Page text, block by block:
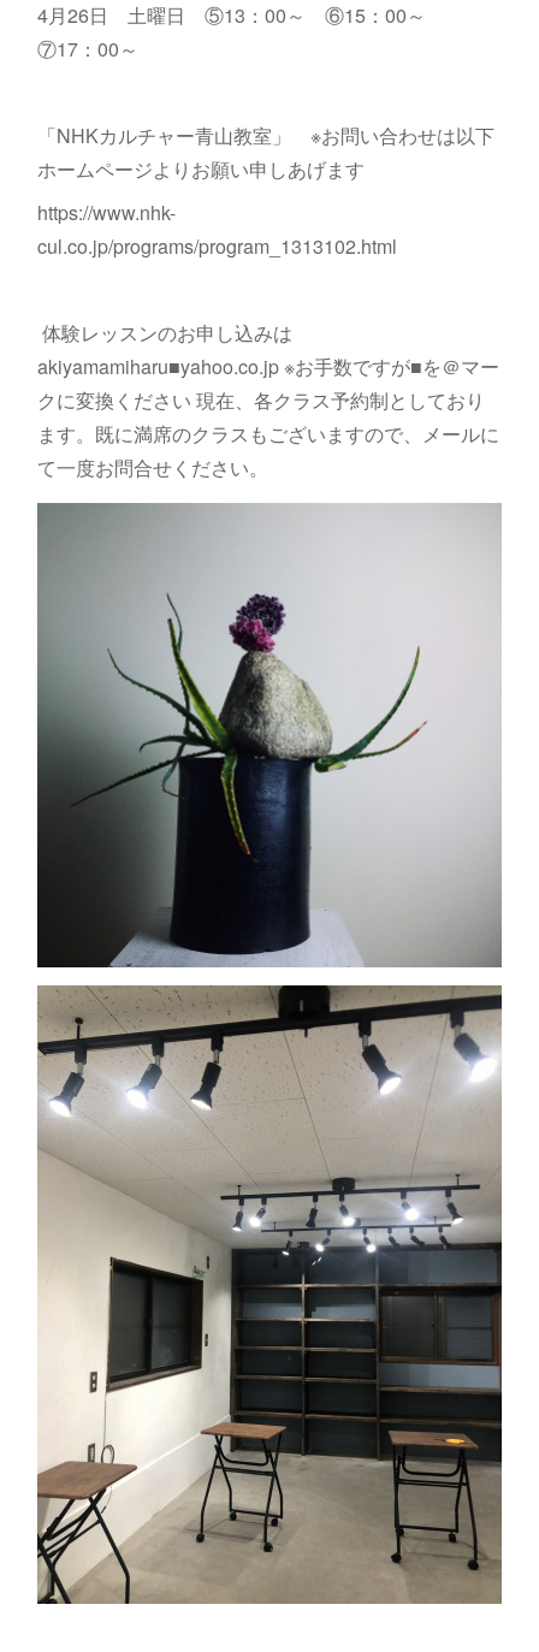
4月26日 土曜日 ⑤13：00～ ⑥15：00～
⑦17：00～
「NHKカルチャー青山教室」 ※お問い合わせは以下
ホームページよりお願い申しあげます
https://www.nhk-
cul.co.jp/programs/program_1313102.html
体験レッスンのお申し込みは
akiyamamiharu■yahoo.co.jp ※お手数ですが■を＠マー
クに変換ください 現在、各クラス予約制としており
ます。既に満席のクラスもございますので、メールに
て一度お問合せください。